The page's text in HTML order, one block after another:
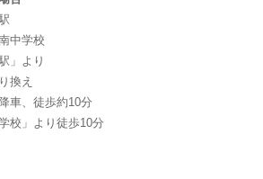
中学校
」より
換え
車、徒歩約10分
校」より徒歩10分